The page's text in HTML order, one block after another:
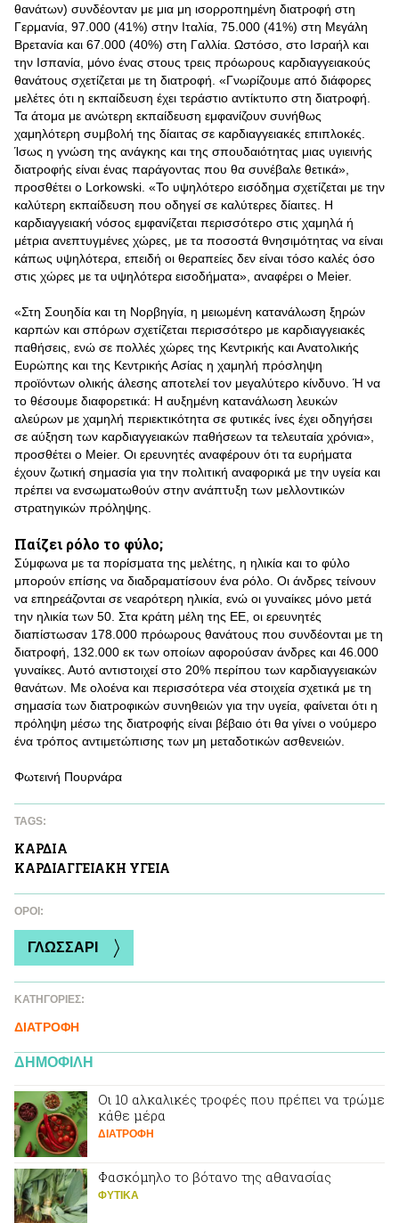
θανάτων) συνδέονταν με μια μη ισορροπημένη διατροφή στη
Γερμανία, 97.000 (41%) στην Ιταλία, 75.000 (41%) στη Μεγάλη
Βρετανία και 67.000 (40%) στη Γαλλία. Ωστόσο, στο Ισραήλ και
την Ισπανία, μόνο ένας στους τρεις πρόωρους καρδιαγγειακούς
θανάτους σχετίζεται με τη διατροφή. «Γνωρίζουμε από διάφορες
μελέτες ότι η εκπαίδευση έχει τεράστιο αντίκτυπο στη διατροφή.
Τα άτομα με ανώτερη εκπαίδευση εμφανίζουν συνήθως
χαμηλότερη συμβολή της δίαιτας σε καρδιαγγειακές επιπλοκές.
Ίσως η γνώση της ανάγκης και της σπουδαιότητας μιας υγιεινής
διατροφής είναι ένας παράγοντας που θα συνέβαλε θετικά»,
προσθέτει ο Lorkowski. «Το υψηλότερο εισόδημα σχετίζεται με την
καλύτερη εκπαίδευση που οδηγεί σε καλύτερες δίαιτες. Η
καρδιαγγειακή νόσος εμφανίζεται περισσότερο στις χαμηλά ή
μέτρια ανεπτυγμένες χώρες, με τα ποσοστά θνησιμότητας να είναι
κάπως υψηλότερα, επειδή οι θεραπείες δεν είναι τόσο καλές όσο
στις χώρες με τα υψηλότερα εισοδήματα», αναφέρει ο Meier.
«Στη Σουηδία και τη Νορβηγία, η μειωμένη κατανάλωση ξηρών
καρπών και σπόρων σχετίζεται περισσότερο με καρδιαγγειακές
παθήσεις, ενώ σε πολλές χώρες της Κεντρικής και Ανατολικής
Ευρώπης και της Κεντρικής Ασίας η χαμηλή πρόσληψη
προϊόντων ολικής άλεσης αποτελεί τον μεγαλύτερο κίνδυνο. Ή να
το θέσουμε διαφορετικά: Η αυξημένη κατανάλωση λευκών
αλεύρων με χαμηλή περιεκτικότητα σε φυτικές ίνες έχει οδηγήσει
σε αύξηση των καρδιαγγειακών παθήσεων τα τελευταία χρόνια»,
προσθέτει ο Meier. Οι ερευνητές αναφέρουν ότι τα ευρήματα
έχουν ζωτική σημασία για την πολιτική αναφορικά με την υγεία και
πρέπει να ενσωματωθούν στην ανάπτυξη των μελλοντικών
στρατηγικών πρόληψης.
Παίζει ρόλο το φύλο;
Σύμφωνα με τα πορίσματα της μελέτης, η ηλικία και το φύλο
μπορούν επίσης να διαδραματίσουν ένα ρόλο. Οι άνδρες τείνουν
να επηρεάζονται σε νεαρότερη ηλικία, ενώ οι γυναίκες μόνο μετά
την ηλικία των 50. Στα κράτη μέλη της ΕΕ, οι ερευνητές
διαπίστωσαν 178.000 πρόωρους θανάτους που συνδέονται με τη
διατροφή, 132.000 εκ των οποίων αφορούσαν άνδρες και 46.000
γυναίκες. Αυτό αντιστοιχεί στο 20% περίπου των καρδιαγγειακών
θανάτων. Με ολοένα και περισσότερα νέα στοιχεία σχετικά με τη
σημασία των διατροφικών συνηθειών για την υγεία, φαίνεται ότι η
πρόληψη μέσω της διατροφής είναι βέβαιο ότι θα γίνει ο νούμερο
ένα τρόπος αντιμετώπισης των μη μεταδοτικών ασθενειών.
Φωτεινή Πουρνάρα
TAGS:
ΚΑΡΔΙA
ΚΑΡΔΙΑΓΓΕΙΑΚΗ ΥΓΕΙΑ
ΌΡΟΙ:
ΓΛΩΣΣΑΡΙ
ΚΑΤΗΓΟΡΙΕΣ:
ΔΙΑΤΡΟΦΗ
ΔΗΜΟΦΙΛΗ
Οι 10 αλκαλικές τροφές που πρέπει να τρώμε
κάθε μέρα
ΔΙΑΤΡΟΦΗ
Φασκόμηλο το βότανο της αθανασίας
ΦΥΤΙΚA